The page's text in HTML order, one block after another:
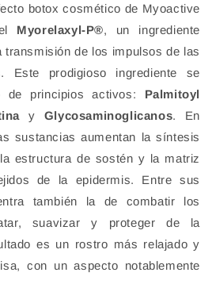
botox cosmético de Myoactive
Myorelaxyl-P®, un ingrediente
transmisión de los impulsos de las
Este prodigioso ingrediente se
principios activos: Palmitoyl
y Glycosaminoglicanos. En
sustancias aumentan la síntesis
estructura de sostén y la matriz
de la epidermis. Entre sus
también la de combatir los
suavizar y proteger de la
es un rostro más relajado y
con un aspecto notablemente